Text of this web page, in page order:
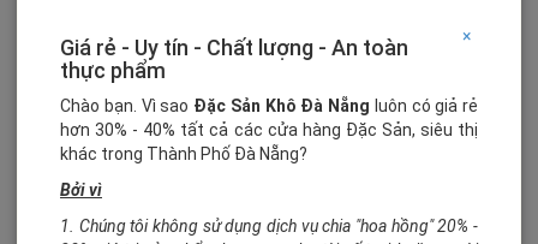
×
Giá rẻ - Uy tín - Chất lượng - An toàn
thực phẩm
Chào bạn. Vì sao Đặc Sản Khô Đà Nẵng luôn có giả rẻ
hơn 30% - 40% tất cả các cửa hàng Đặc Sản, siêu thị
khác trong Thành Phố Đà Nẵng?
Bởi vì
1. Chúng tôi không sử dụng dịch vụ chia "hoa hồng" 20% -